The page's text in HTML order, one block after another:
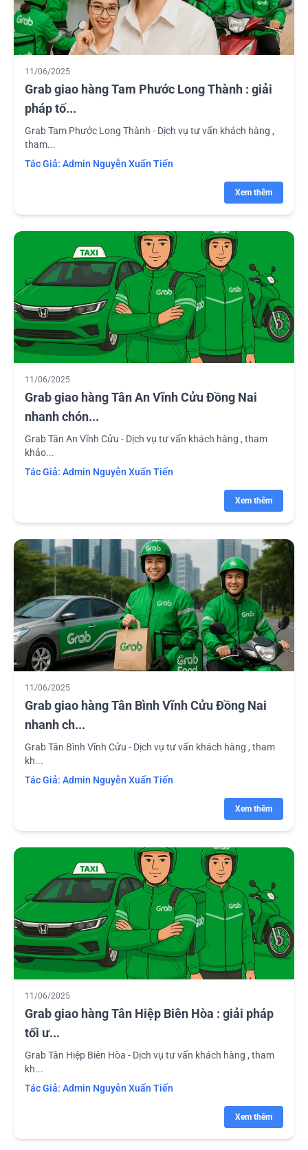
11/06/2025
Grab giao hàng Tam Phước Long Thành : giải
pháp tố...
Grab Tam Phước Long Thành - Dịch vụ tư vấn khách hàng ,
tham...
Tác Giả: Admin Nguyễn Xuấn Tiến
Xem thêm
11/06/2025
Grab giao hàng Tân An Vĩnh Cửu Đồng Nai
nhanh chón...
Grab Tân An Vĩnh Cửu - Dịch vụ tư vấn khách hàng , tham
khảo...
Tác Giả: Admin Nguyễn Xuấn Tiến
Xem thêm
11/06/2025
Grab giao hàng Tân Bình Vĩnh Cửu Đồng Nai
nhanh ch...
Grab Tân Bình Vĩnh Cửu - Dịch vụ tư vấn khách hàng , tham
kh...
Tác Giả: Admin Nguyễn Xuấn Tiến
Xem thêm
11/06/2025
Grab giao hàng Tân Hiệp Biên Hòa : giải pháp
tối ư...
Grab Tân Hiệp Biên Hòa - Dịch vụ tư vấn khách hàng , tham
kh...
Tác Giả: Admin Nguyễn Xuấn Tiến
Xem thêm